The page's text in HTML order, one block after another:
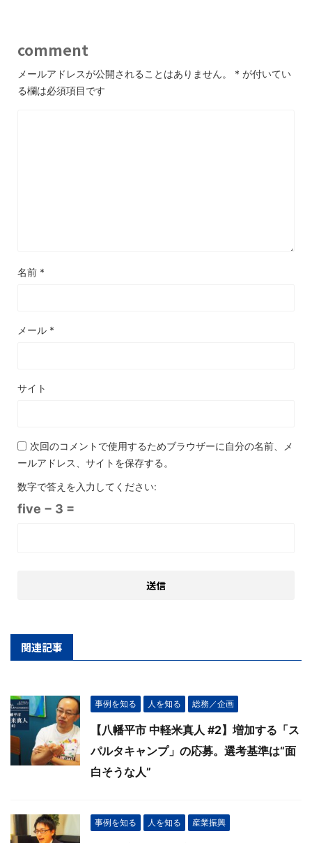
comment
メールアドレスが公開されることはありません。 * が付いてい
る欄は必須項目です
名前 *
メール *
サイト
次回のコメントで使用するためブラウザーに自分の名前、メ
ールアドレス、サイトを保存する。
数字で答えを入力してください:
five − 3 =
関連記事
事例を知る 人を知る 総務／企画
【八幡平市 中軽米真人 #2】増加する「ス
パルタキャンプ」の応募。選考基準は“面
白そうな人”
事例を知る 人を知る 産業振興